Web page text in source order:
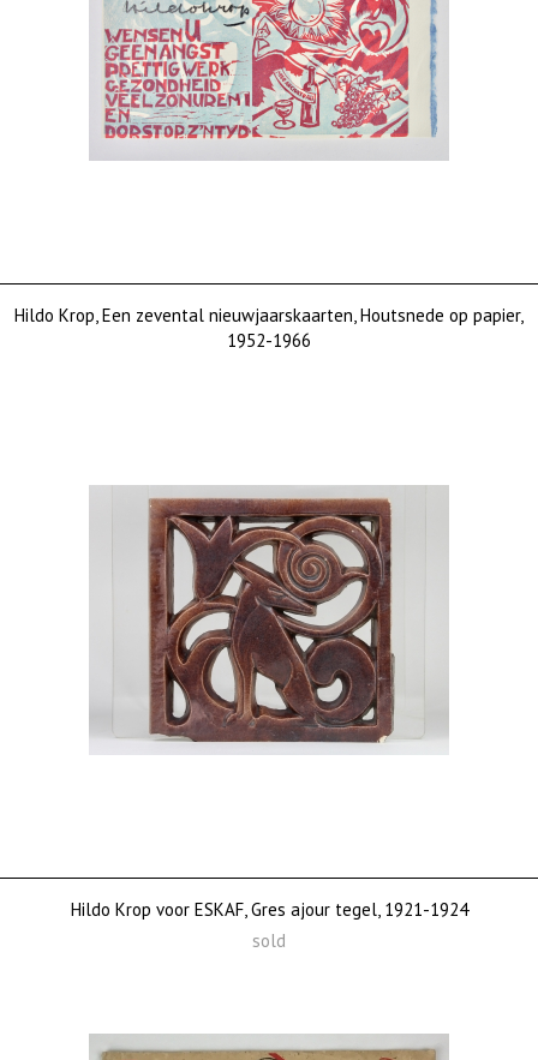
Hildo Krop, Een zevental nieuwjaarskaarten, Houtsnede op papier,
1952-1966
Hildo Krop voor ESKAF, Gres ajour tegel, 1921-1924
sold